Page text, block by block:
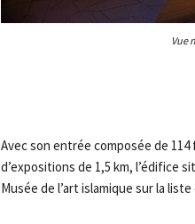
Vue
Avec son entrée composée de
d’expositions de 1,5 km, l’édifice
Musée de l’art islamique sur la